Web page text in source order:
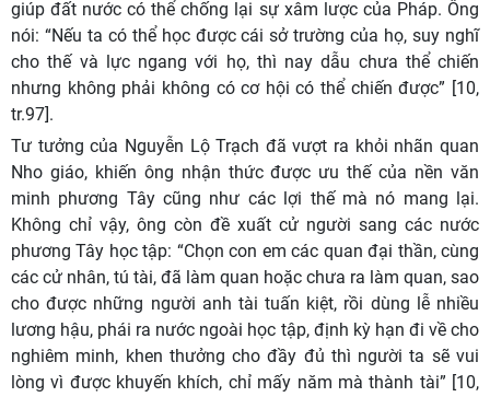
giúp đất nước có thể chống lại sự xâm lược của Pháp. Ông
nói: “Nếu ta có thể học được cái sở trường của họ, suy nghĩ
cho thế và lực ngang với họ, thì nay dẫu chưa thể chiến
nhưng không phải không có cơ hội có thể chiến được” [10,
tr.97].
Tư tưởng của Nguyễn Lộ Trạch đã vượt ra khỏi nhãn quan
Nho giáo, khiến ông nhận thức được ưu thế của nền văn
minh phương Tây cũng như các lợi thế mà nó mang lại.
Không chỉ vậy, ông còn đề xuất cử người sang các nước
phương Tây học tập: “Chọn con em các quan đại thần, cùng
các cử nhân, tú tài, đã làm quan hoặc chưa ra làm quan, sao
cho được những người anh tài tuấn kiệt, rồi dùng lễ nhiều
lương hậu, phái ra nước ngoài học tập, định kỳ hạn đi về cho
nghiêm minh, khen thưởng cho đầy đủ thì người ta sẽ vui
lòng vì được khuyến khích, chỉ mấy năm mà thành tài” [10,